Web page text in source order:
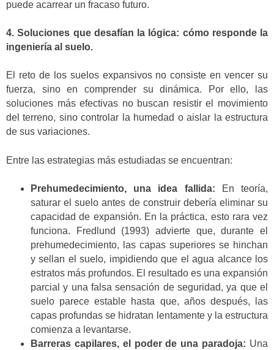
puede acarrear un fracaso futuro.
4. Soluciones que desafían la lógica: cómo responde la
ingeniería al suelo.
El reto de los suelos expansivos no consiste en vencer su
fuerza, sino en comprender su dinámica. Por ello, las
soluciones más efectivas no buscan resistir el movimiento
del terreno, sino controlar la humedad o aislar la estructura
de sus variaciones.
Entre las estrategias más estudiadas se encuentran:
Prehumedecimiento, una idea fallida:
En teoría,
saturar el suelo antes de construir debería eliminar su
capacidad de expansión. En la práctica, esto rara vez
funciona. Fredlund (1993) advierte que, durante el
prehumedecimiento, las capas superiores se hinchan
y sellan el suelo, impidiendo que el agua alcance los
estratos más profundos. El resultado es una expansión
parcial y una falsa sensación de seguridad, ya que el
suelo parece estable hasta que, años después, las
capas profundas se hidratan lentamente y la estructura
comienza a levantarse.
Barreras capilares, el poder de una paradoja: Una